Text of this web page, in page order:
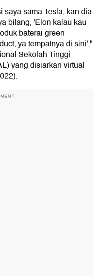
sama Tesla, kan dia
bilang, 'Elon kalau kau
baterai green
ya tempatnya di sini',"
Sekolah Tinggi
yang disiarkan virtual